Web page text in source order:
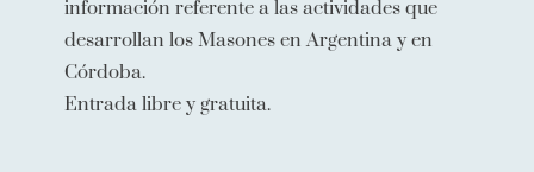
información referente a las actividades que
desarrollan los Masones en Argentina y en
Córdoba.
Entrada libre y gratuita.